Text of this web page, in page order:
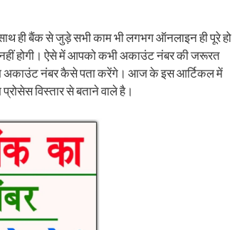
बैंक से जुड़े सभी काम भी लगभग ऑनलाइन ही पूरे हो
होगी। ऐसे में आपको कभी अकाउंट नंबर की जरूरत
अकाउंट नंबर कैसे पता करेंगे। आज के इस आर्टिकल में
विस्तार से बताने वाले है।